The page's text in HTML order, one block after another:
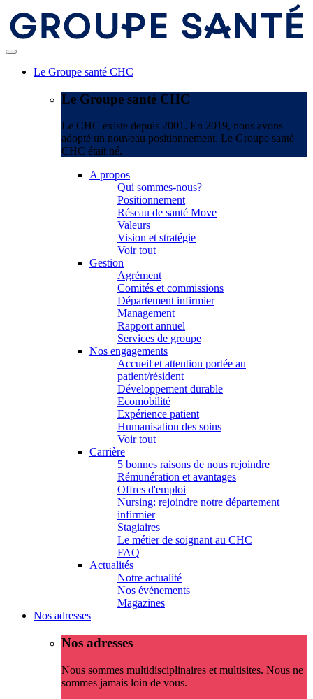
Le Groupe santé CHC
Le Groupe santé CHC
Le CHC existe depuis 2001. En 2019, nous avons
adopté un nouveau positionnement. Le Groupe santé
CHC était né.
A propos
Qui sommes-nous?
Positionnement
Réseau de santé Move
Valeurs
Vision et stratégie
Voir tout
Gestion
Agrément
Comités et commissions
Département infirmier
Management
Rapport annuel
Services de groupe
Nos engagements
Accueil et attention portée au
patient/résident
Développement durable
Ecomobilité
Expérience patient
Humanisation des soins
Voir tout
Carrière
5 bonnes raisons de nous rejoindre
Rémunération et avantages
Offres d'emploi
Nursing: rejoindre notre département
infirmier
Stagiaires
Le métier de soignant au CHC
FAQ
Actualités
Notre actualité
Nos événements
Magazines
Nos adresses
Nos adresses
Nous sommes multidisciplinaires et multisites. Nous ne
sommes jamais loin de vous.